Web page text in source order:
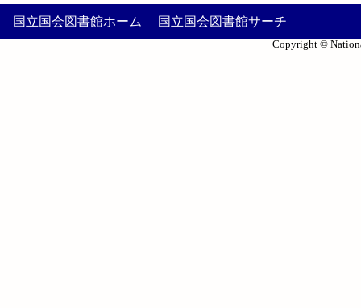
国立国会図書館ホーム 国立国会図書館サーチ
Copyright ©